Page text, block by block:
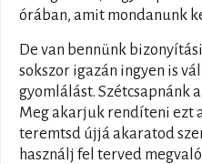
órában, amit mondanunk
De van bennünk
sokszor igazán ingyen is
gyomlálást. Szétcsapnánk
Meg akarjuk rendíteni ezt
teremtsd újjá akaratod
használj fel terved